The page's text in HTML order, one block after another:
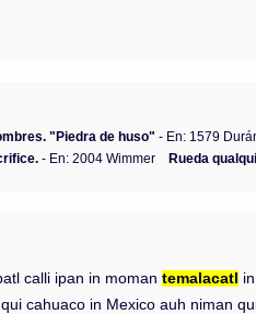
"Piedra de huso" - En: 1579
- En: 2004 Wimmer
Rueda
calli ipan in momantemalacatl
cahuaco in Mexico auh niman